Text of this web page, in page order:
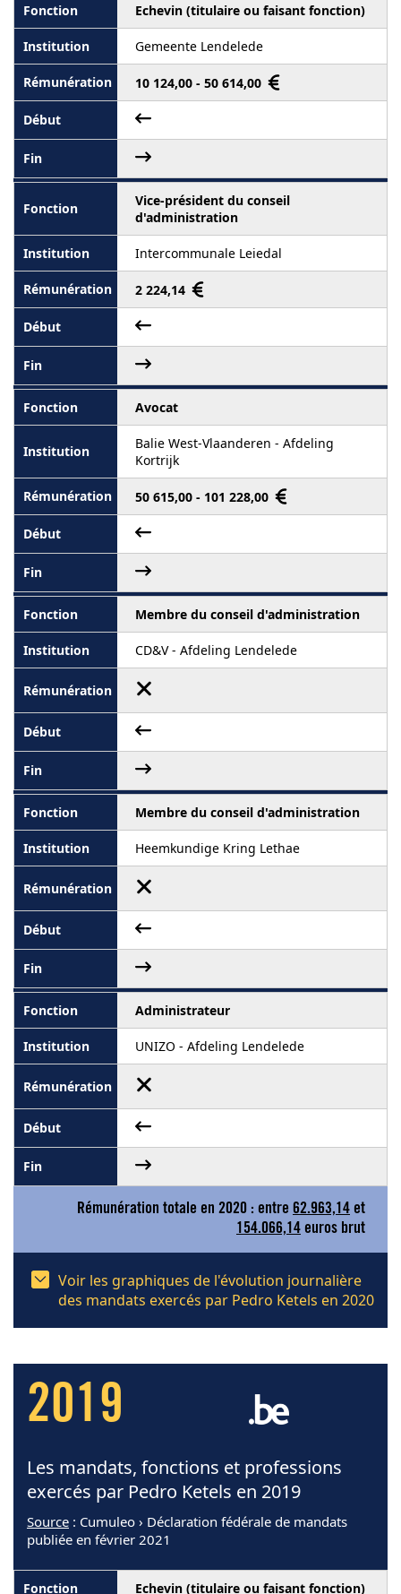
Echevin (titulaire ou faisant fonction)
Gemeente Lendelede
10 124,00 - 50 614,00
Vice-président du conseil
d'administration
Intercommunale Leiedal
2 224,14
Avocat
Balie West-Vlaanderen - Afdeling
Kortrijk
50 615,00 - 101 228,00
Membre du conseil d'administration
CD&V - Afdeling Lendelede
Membre du conseil d'administration
Heemkundige Kring Lethae
Administrateur
UNIZO - Afdeling Lendelede
Rémunération totale en 2020 : entre 62.963,14 et
154.066,14 euros brut
Voir les graphiques de l'évolution journalière
des mandats exercés par Pedro Ketels en 2020
2019
Les mandats, fonctions et professions
exercés par Pedro Ketels en 2019
Source : Cumuleo › Déclaration fédérale de mandats
publiée en février 2021
Echevin (titulaire ou faisant fonction)